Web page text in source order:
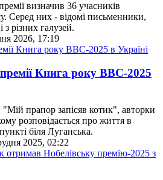
визначив 36 учасників
Серед них - відомі письменники,
різних галузей.
2026, 17:19
Книга року BBC-2025
прапор запісяв котик", авторки
розповідається про життя в
біля Луганська.
2025, 02:22